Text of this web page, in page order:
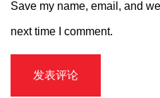
Save my name, email, and
next time I comment.